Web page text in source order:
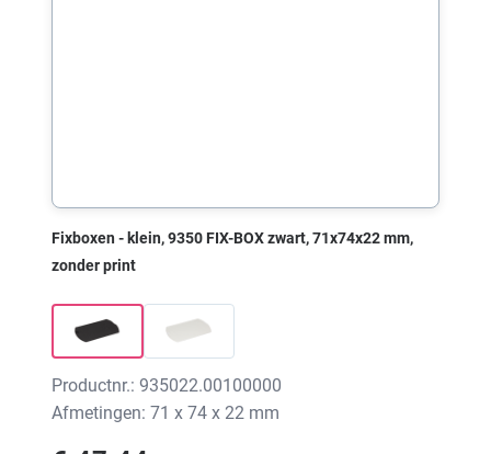
Fixboxen - klein, 9350 FIX-BOX zwart, 71x74x22 mm,
zonder print
Productnr.: 935022.00100000
Afmetingen: 71 x 74 x 22 mm